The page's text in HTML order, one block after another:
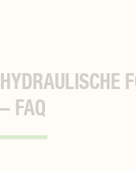
HYDRAULISCHE
– FAQ